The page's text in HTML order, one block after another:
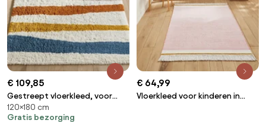
€ 109,85
Gestreept vloerkleed, voor
kinderen, in bio katoen, Strat
120×180 cm
Gratis bezorging
€ 64,99
Vloerkleed voor kinderen in